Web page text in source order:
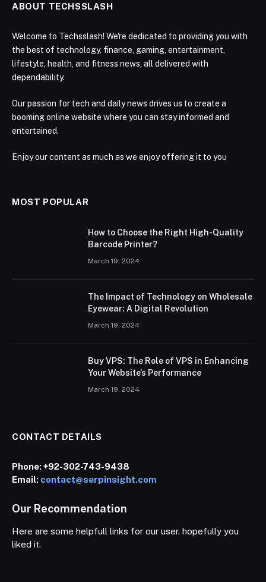
ABOUT TECHSSLASH
Welcome to Techsslash! We're dedicated to providing you with
the best of technology, finance, gaming, entertainment,
lifestyle, health, and fitness news, all delivered with
dependability.
Our passion for tech and daily news drives us to create a
booming online website where you can stay informed and
entertained.
Enjoy our content as much as we enjoy offering it to you
MOST POPULAR
How to Choose the Right High-Quality
Barcode Printer?
March 19, 2024
The Impact of Technology on Wholesale
Eyewear: A Digital Revolution
March 19, 2024
Buy VPS: The Role of VPS in Enhancing
Your Website’s Performance
March 19, 2024
CONTACT DETAILS
Phone:+92-302-743-9438
Email: contact@serpinsight.com
Our Recommendation
Here are some helpfull links for our user. hopefully you
liked it.